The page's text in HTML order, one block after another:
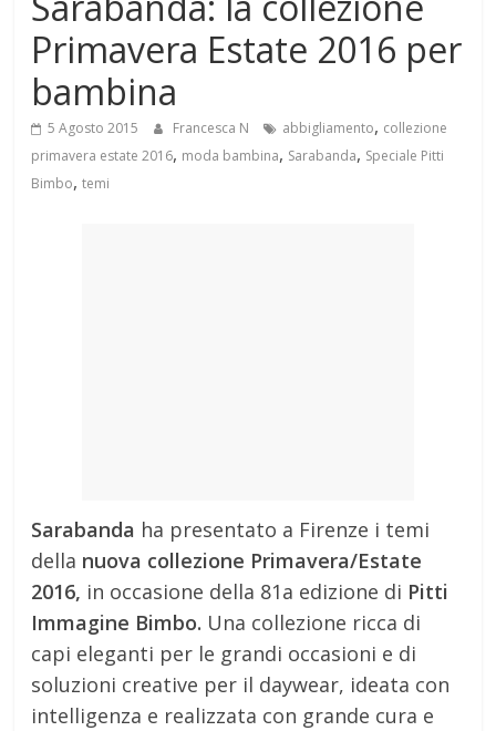
Mondo
Primavera Estate 2016 per
bambina
5 Agosto 2015 Francesca N abbigliamento, collezione
primavera estate 2016, moda bambina, Sarabanda, Speciale Pitti
Bimbo,temi
Sarabanda ha presentato a Firenze i temi
della nuova collezione Primavera/Estate
2016, in occasione della 81a edizione di Pitti
Immagine Bimbo. Una collezione ricca di
capi eleganti per le grandi occasioni e di
soluzioni creative per il daywear, ideata con
intelligenza e realizzata con grande cura e